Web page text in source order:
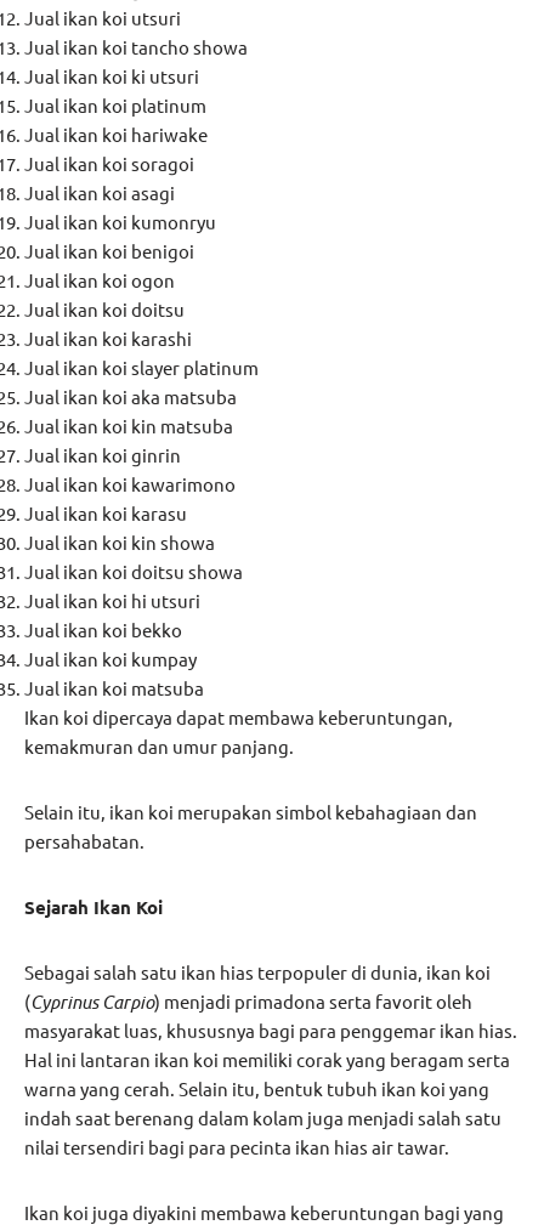
Jual ikan koi utsuri
Jual ikan koi tancho showa
Jual ikan koi ki utsuri
Jual ikan koi platinum
Jual ikan koi hariwake
Jual ikan koi soragoi
Jual ikan koi asagi
Jual ikan koi kumonryu
Jual ikan koi benigoi
Jual ikan koi ogon
Jual ikan koi doitsu
Jual ikan koi karashi
Jual ikan koi slayer platinum
Jual ikan koi aka matsuba
Jual ikan koi kin matsuba
Jual ikan koi ginrin
Jual ikan koi kawarimono
Jual ikan koi karasu
Jual ikan koi kin showa
Jual ikan koi doitsu showa
Jual ikan koi hi utsuri
Jual ikan koi bekko
Jual ikan koi kumpay
Jual ikan koi matsuba
Ikan koi dipercaya dapat membawa keberuntungan,
kemakmuran dan umur panjang.
Selain itu, ikan koi merupakan simbol kebahagiaan dan
persahabatan.
Sejarah Ikan Koi
Sebagai salah satu ikan hias terpopuler di dunia, ikan koi
(Cyprinus Carpio) menjadi primadona serta favorit oleh
masyarakat luas, khususnya bagi para penggemar ikan hias.
Hal ini lantaran ikan koi memiliki corak yang beragam serta
warna yang cerah. Selain itu, bentuk tubuh ikan koi yang
indah saat berenang dalam kolam juga menjadi salah satu
nilai tersendiri bagi para pecinta ikan hias air tawar.
Ikan koi juga diyakini membawa keberuntungan bagi yang